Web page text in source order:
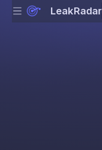
Menu LeakRadar